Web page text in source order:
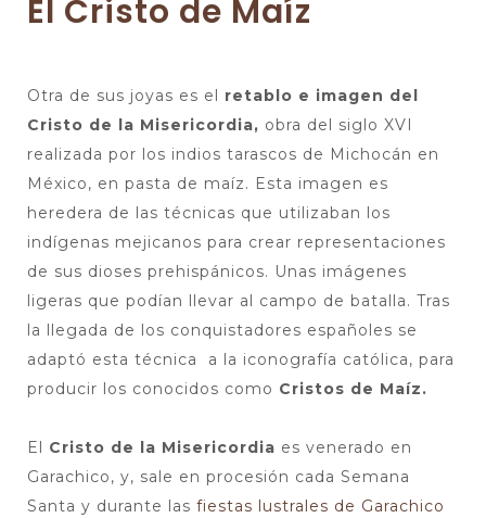
El Cristo de Maíz
Otra de sus joyas es el retablo e imagen del
Cristo de la Misericordia, obra del siglo XVI
realizada por los indios tarascos de Michocán en
México, en pasta de maíz. Esta imagen es
heredera de las técnicas que utilizaban los
indígenas mejicanos para crear representaciones
de sus dioses prehispánicos. Unas imágenes
ligeras que podían llevar al campo de batalla. Tras
la llegada de los conquistadores españoles se
adaptó esta técnica a la iconografía católica, para
producir los conocidos como Cristos de Maíz.
El Cristo de la Misericordia es venerado en
Garachico, y, sale en procesión cada Semana
Santa y durante las fiestas lustrales de Garachico